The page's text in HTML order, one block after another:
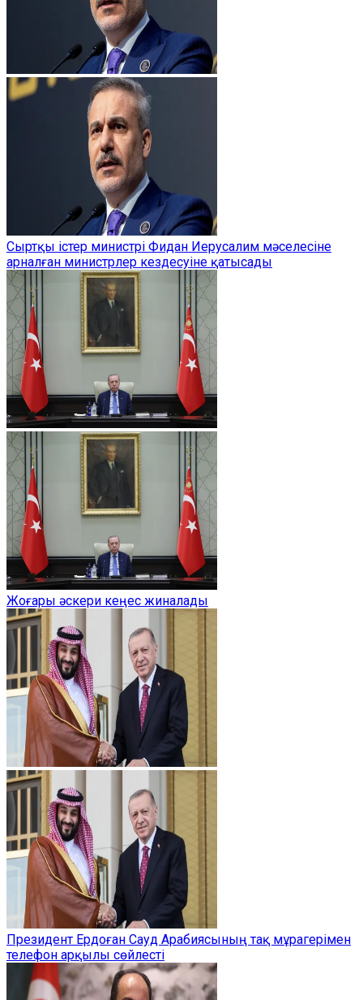
Сыртқы істер министрі Фидан Иерусалим мәселесіне
арналған министрлер кездесуіне қатысады
Жоғары әскери кеңес жиналады
Президент Ердоған Сауд Арабиясының тақ мұрагерімен
телефон арқылы сөйлесті